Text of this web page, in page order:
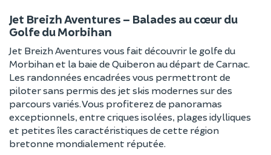
Jet Breizh Aventures – Balades au cœur du
Golfe du Morbihan
Jet Breizh Aventures vous fait découvrir le golfe du
Morbihan et la baie de Quiberon au départ de Carnac.
Les randonnées encadrées vous permettront de
piloter sans permis des jet skis modernes sur des
parcours variés. Vous profiterez de panoramas
exceptionnels, entre criques isolées, plages idylliques
et petites îles caractéristiques de cette région
bretonne mondialement réputée.